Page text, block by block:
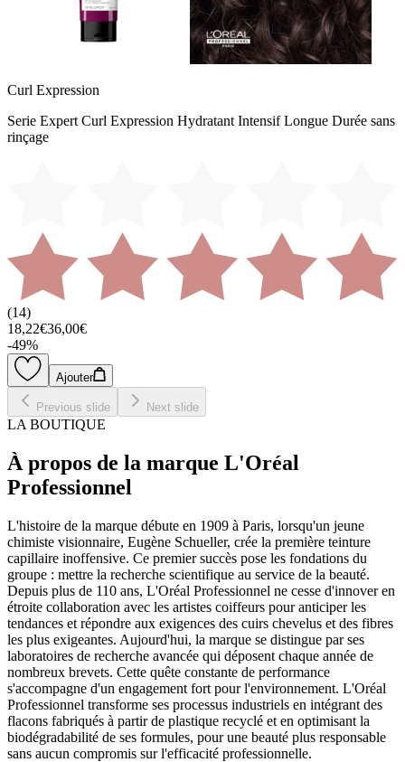
Curl Expression
Serie Expert Curl Expression Hydratant Intensif Longue Durée sans
rinçage
(14)
18,22€36,00€
-49%
Ajouter
Previous slide Next slide
LA BOUTIQUE
À propos de la marque L'Oréal
Professionnel
L'histoire de la marque débute en 1909 à Paris, lorsqu'un jeune
chimiste visionnaire, Eugène Schueller, crée la première teinture
capillaire inoffensive. Ce premier succès pose les fondations du
groupe : mettre la recherche scientifique au service de la beauté.
Depuis plus de 110 ans, L'Oréal Professionnel ne cesse d'innover en
étroite collaboration avec les artistes coiffeurs pour anticiper les
tendances et répondre aux exigences des cuirs chevelus et des fibres
les plus exigeantes. Aujourd'hui, la marque se distingue par ses
laboratoires de recherche avancée qui déposent chaque année de
nombreux brevets. Cette quête constante de performance
s'accompagne d'un engagement fort pour l'environnement. L'Oréal
Professionnel transforme ses processus industriels en intégrant des
flacons fabriqués à partir de plastique recyclé et en optimisant la
biodégradabilité de ses formules, pour une beauté plus responsable
sans aucun compromis sur l'efficacité professionnelle.